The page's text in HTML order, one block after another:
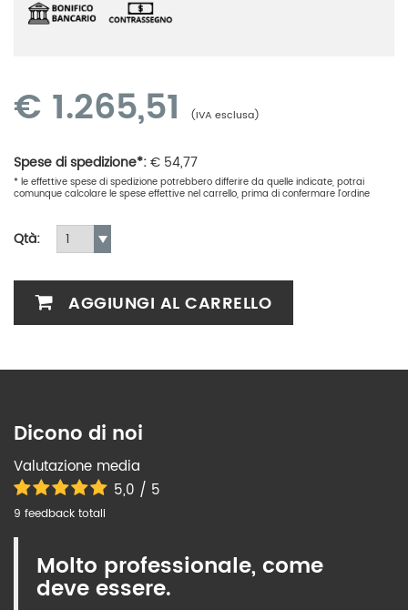
€ 1.265,51 (IVA esclusa)
Spese di spedizione*:€ 54,77
* le effettive spese di spedizione potrebbero differire da quelle indicate, potrai
comunque calcolare le spese effettive nel carrello, prima di confermare l'ordine
Qtà:
AGGIUNGI AL CARRELLO
Dicono di noi
Valutazione media
5,0 / 5
9 feedback totali
Molto professionale, come
deve essere.